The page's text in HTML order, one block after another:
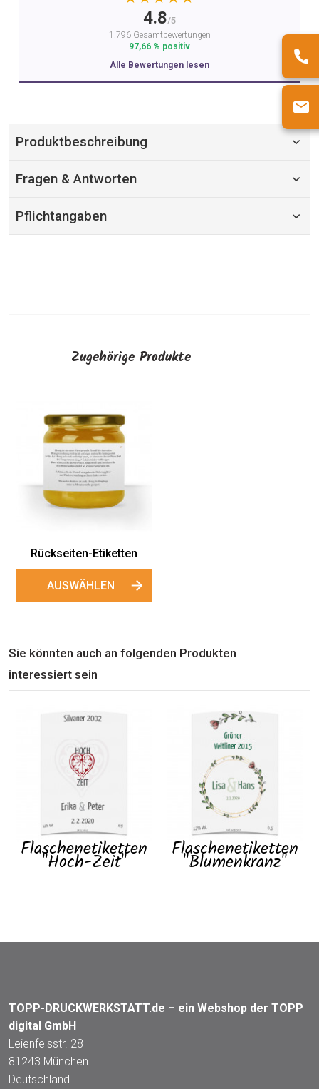
4.8/5
1.796 Gesamtbewertungen
97,66 % positiv
Alle Bewertungen lesen
Produktbeschreibung
Fragen & Antworten
Pflichtangaben
Zugehörige Produkte
Rückseiten-Etiketten
AUSWÄHLEN
Sie könnten auch an folgenden Produkten
interessiert sein
Flaschenetiketten
"Hoch-Zeit" Flaschenetiketten
"Blumenkranz"
TOPP-DRUCKWERKSTATT.de – ein Webshop der TOPP
digital GmbH
Leienfelsstr. 28
81243 München
Deutschland